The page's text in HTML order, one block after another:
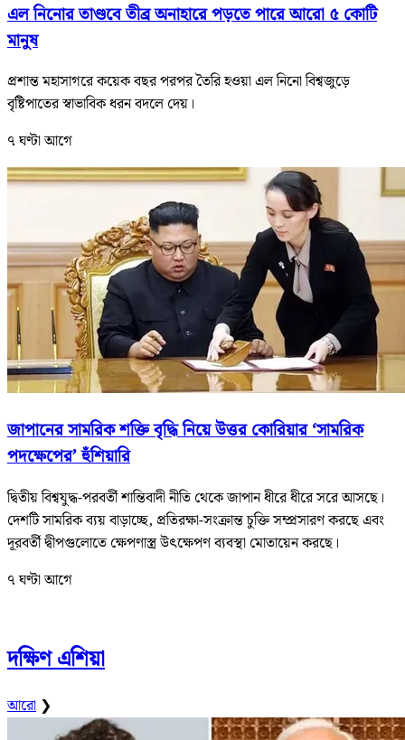
এল নিনোর তাণ্ডবে তীব্র অনাহারে পড়তে পারে আরো ৫ কোটি
মানুষ
প্রশান্ত মহাসাগরে কয়েক বছর পরপর তৈরি হওয়া এল নিনো বিশ্বজুড়ে
বৃষ্টিপাতের স্বাভাবিক ধরন বদলে দেয়।
৭ ঘণ্টা আগে
জাপানের সামরিক শক্তি বৃদ্ধি নিয়ে উত্তর কোরিয়ার ‘সামরিক
পদক্ষেপের’ হুঁশিয়ারি
দ্বিতীয় বিশ্বযুদ্ধ-পরবর্তী শান্তিবাদী নীতি থেকে জাপান ধীরে ধীরে সরে আসছে।
দেশটি সামরিক ব্যয় বাড়াচ্ছে, প্রতিরক্ষা-সংক্রান্ত চুক্তি সম্প্রসারণ করছে এবং
দূরবর্তী দ্বীপগুলোতে ক্ষেপণাস্ত্র উৎক্ষেপণ ব্যবস্থা মোতায়েন করছে।
৭ ঘণ্টা আগে
দক্ষিণ এশিয়া
আরো ❯